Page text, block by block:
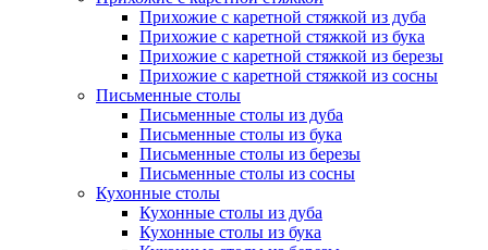
Прихожие с каретной стяжкой из дуба
Прихожие с каретной стяжкой из бука
Прихожие с каретной стяжкой из березы
Прихожие с каретной стяжкой из сосны
Письменные столы
Письменные столы из дуба
Письменные столы из бука
Письменные столы из березы
Письменные столы из сосны
Кухонные столы
Кухонные столы из дуба
Кухонные столы из бука